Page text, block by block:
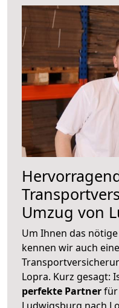
Umzug von
Um Ihnen das
kennen wir auch
Lopra. Kurz gesagt:
perfekte Partnerfür